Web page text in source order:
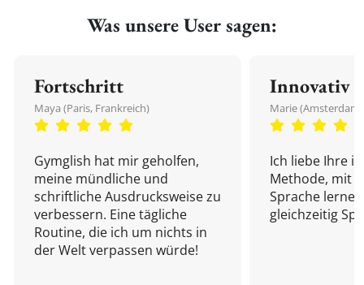
Was unsere User sagen:
Fortschritt
Maya (Paris, Frankreich)
Gymglish hat mir geholfen,
meine mündliche und
schriftliche Ausdrucksweise zu
verbessern. Eine tägliche
Routine, die ich um nichts in
der Welt verpassen würde!
Innovativ
Marie
Ich liebe Ihre
Methode, mit
Sprache
gleichzeitig